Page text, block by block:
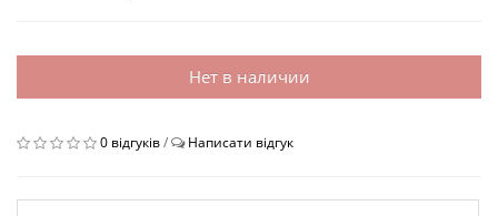
Нет в наличии
0 відгуків/ Написати відгук